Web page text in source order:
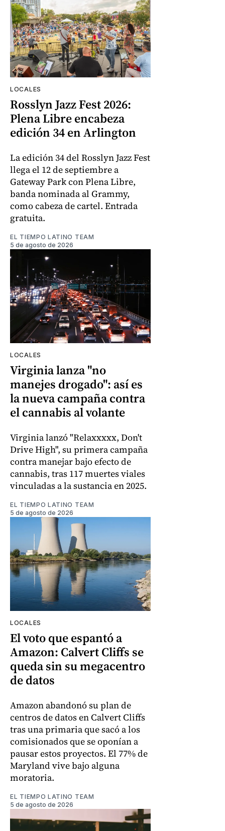
LOCALES
Rosslyn Jazz Fest 2026:
Plena Libre encabeza
edición 34 en Arlington
La edición 34 del Rosslyn Jazz Fest
llega el 12 de septiembre a
Gateway Park con Plena Libre,
banda nominada al Grammy,
como cabeza de cartel. Entrada
gratuita.
EL TIEMPO LATINO TEAM
5 de agosto de 2026
LOCALES
Virginia lanza "no
manejes drogado": así es
la nueva campaña contra
el cannabis al volante
Virginia lanzó "Relaxxxxx, Don't
Drive High", su primera campaña
contra manejar bajo efecto de
cannabis, tras 117 muertes viales
vinculadas a la sustancia en 2025.
EL TIEMPO LATINO TEAM
5 de agosto de 2026
LOCALES
El voto que espantó a
Amazon: Calvert Cliffs se
queda sin su megacentro
de datos
Amazon abandonó su plan de
centros de datos en Calvert Cliffs
tras una primaria que sacó a los
comisionados que se oponían a
pausar estos proyectos. El 77% de
Maryland vive bajo alguna
moratoria.
EL TIEMPO LATINO TEAM
5 de agosto de 2026